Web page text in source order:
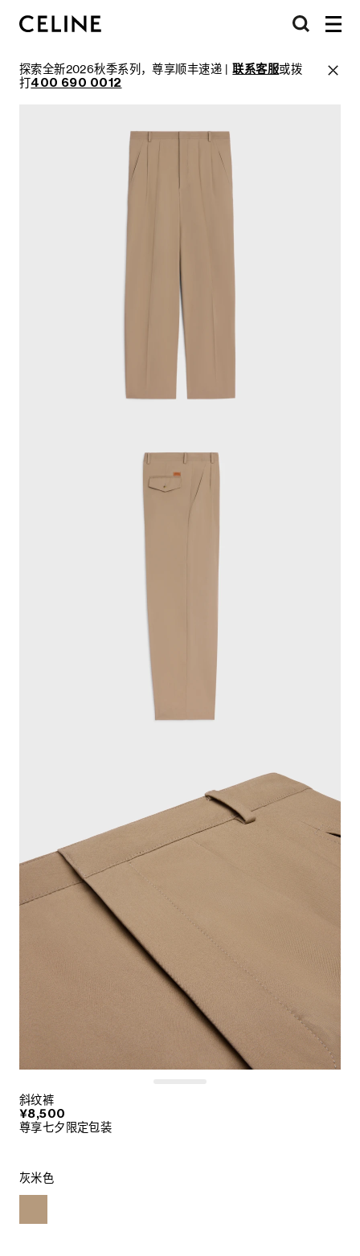
探索全新2026秋季系列，尊享顺丰速递 |联系客服或拨
打400 690 0012
斜纹裤
¥8,500
尊享七夕限定包装
灰米色